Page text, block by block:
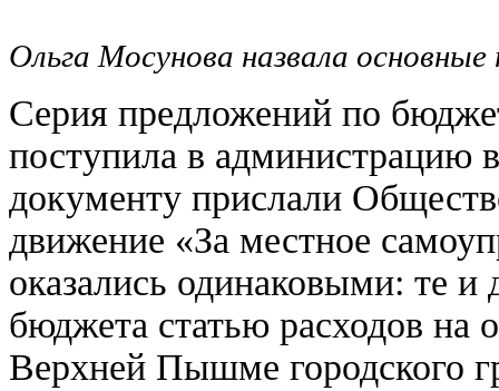
Ольга Мосунова назвала
Серия предложений по
поступила в администрацию
документу прислали
движение «За местное
оказались одинаковыми: те и
бюджета статью расходов на
Верхней Пышме городского